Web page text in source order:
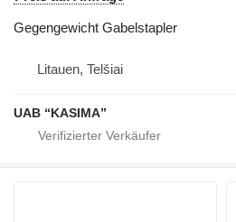
Gegengewicht Gabelstapler
Litauen, Telšiai
UAB “KASIMA”